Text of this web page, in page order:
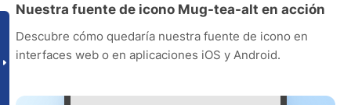
Nuestra fuente de icono Mug-tea-alt en acción
Descubre cómo quedaría nuestra fuente de icono en
interfaces web o en aplicaciones iOS y Android.